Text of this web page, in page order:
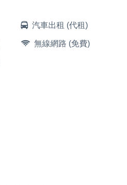
汽車出租 (代租)
無線網路 (免費)